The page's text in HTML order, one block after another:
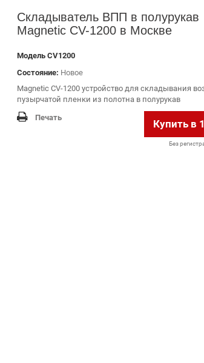
Складыватель ВПП в полурукав
Magnetic CV-1200 в Москве
Модель CV1200
Состояние: Новое
Magnetic CV-1200 устройство для складывания
пузырчатой пленки из полотна в полурукав
Купить в
Без
Печать